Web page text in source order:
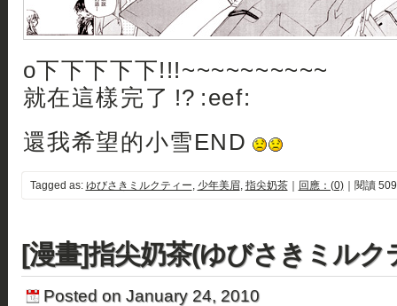
o下下下下下!!!~~~~~~~~~~
就在這樣完了 !? :eef:
還我希望的小雪END
Tagged as: ゆびさきミルクティー, 少年美眉, 指尖奶茶｜ 回應：(0)｜閱讀
[漫畫]指尖奶茶(ゆびさきミルク
Posted on January 24, 2010